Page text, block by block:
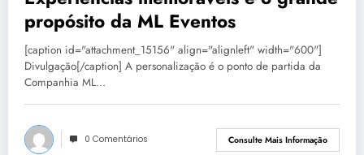
propósito da ML Eventos
[caption id="attachment_15156" align="alignleft" width="600"]
Divulgação[/caption] A personalização é o ponto de partida da
Companhia ML…
0 Comentários Consulte Mais Informação